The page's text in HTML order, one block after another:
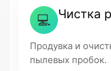
💻 Чистка
Продувка и
пылевых пробок.